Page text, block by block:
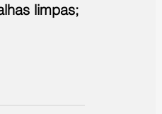
limpas;